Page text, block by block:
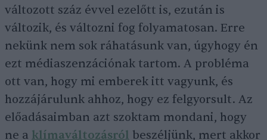
változott száz évvel ezelőtt is, ezután is
változik, és változni fog folyamatosan. Erre
nekünk nem sok ráhatásunk van, úgyhogy én
ezt médiaszenzációnak tartom. A probléma
ott van, hogy mi emberek itt vagyunk, és
hozzájárulunk ahhoz, hogy ez felgyorsult. Az
előadásaimban azt szoktam mondani, hogy
ne a klímaváltozásról beszéljünk, mert akkor